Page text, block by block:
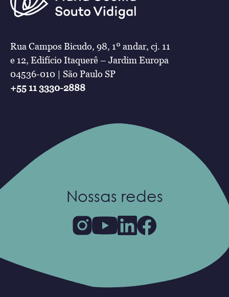
Rua Campos Bicudo, 98, 1º andar, cj. 11
e 12, Edifício Itaquerê – Jardim Europa
04536-010 | São Paulo SP
+55 11 3330-2888
Nossas redes